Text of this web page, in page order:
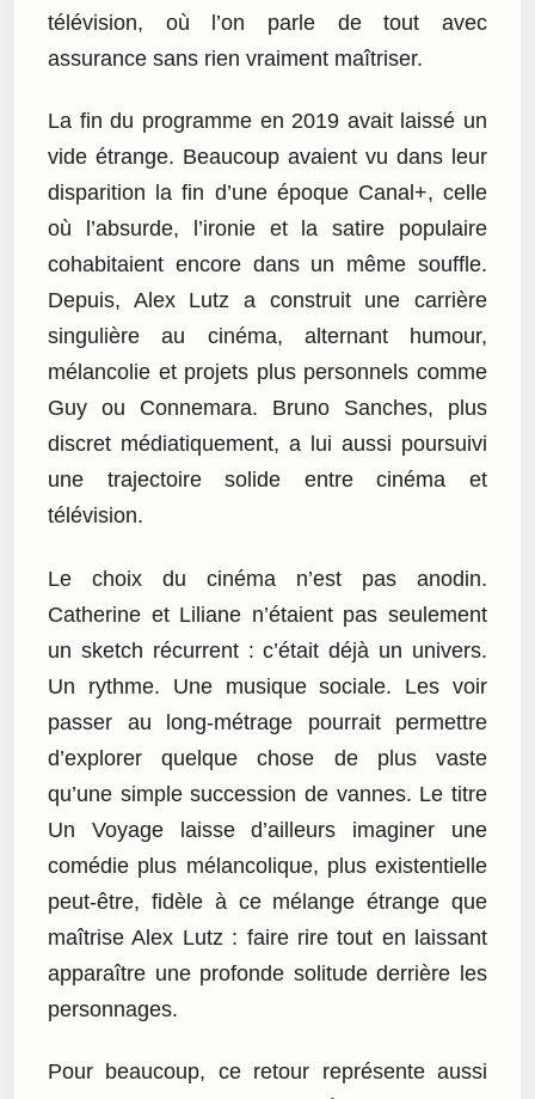
télévision, où l’on parle de tout avec
assurance sans rien vraiment maîtriser.
La fin du programme en 2019 avait laissé un
vide étrange. Beaucoup avaient vu dans leur
disparition la fin d’une époque Canal+, celle
où l’absurde, l’ironie et la satire populaire
cohabitaient encore dans un même souffle.
Depuis, Alex Lutz a construit une carrière
singulière au cinéma, alternant humour,
mélancolie et projets plus personnels comme
Guy ou Connemara. Bruno Sanches, plus
discret médiatiquement, a lui aussi poursuivi
une trajectoire solide entre cinéma et
télévision.
Le choix du cinéma n’est pas anodin.
Catherine et Liliane n’étaient pas seulement
un sketch récurrent : c’était déjà un univers.
Un rythme. Une musique sociale. Les voir
passer au long-métrage pourrait permettre
d’explorer quelque chose de plus vaste
qu’une simple succession de vannes. Le titre
Un Voyage laisse d’ailleurs imaginer une
comédie plus mélancolique, plus existentielle
peut-être, fidèle à ce mélange étrange que
maîtrise Alex Lutz : faire rire tout en laissant
apparaître une profonde solitude derrière les
personnages.
Pour beaucoup, ce retour représente aussi